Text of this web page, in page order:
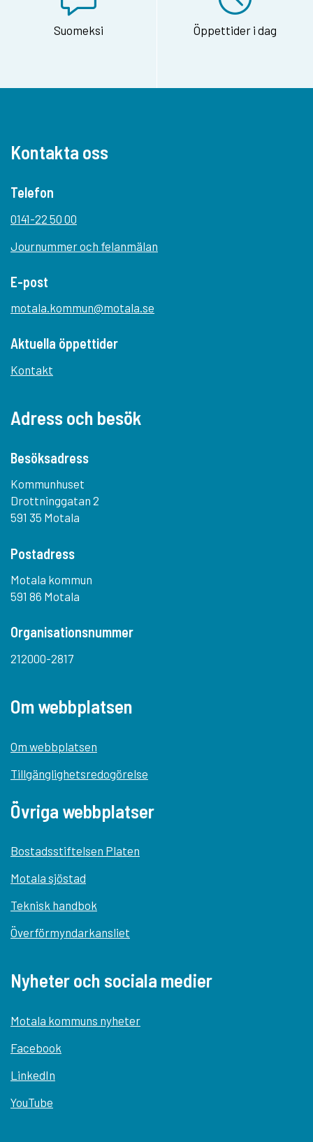
Suomeksi Öppettider i dag
Kontakta oss
Telefon
0141-22 50 00
Journummer och felanmälan
E-post
motala.kommun@motala.se
Aktuella öppettider
Kontakt
Adress och besök
Besöksadress
Kommunhuset
Drottninggatan 2
591 35 Motala
Postadress
Motala kommun
591 86 Motala
Organisationsnummer
212000-2817
Om webbplatsen
Om webbplatsen
Tillgänglighetsredogörelse
Övriga webbplatser
Bostadsstiftelsen Platen
Motala sjöstad
Teknisk handbok
Överförmyndarkansliet
Nyheter och sociala medier
Motala kommuns nyheter
Facebook
LinkedIn
YouTube